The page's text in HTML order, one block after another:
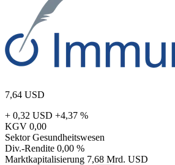
7,64 USD
+ 0,32 USD +4,37 %
KGV 0,00
Sektor Gesundheitswesen
Div.-Rendite 0,00 %
Marktkapitalisierung 7,68 Mrd. USD